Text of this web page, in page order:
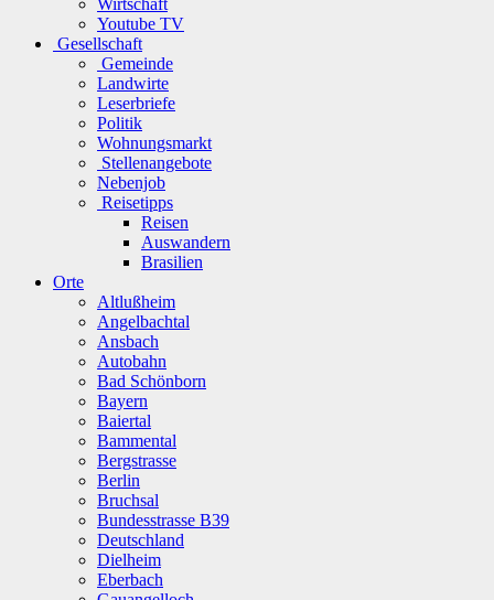
Wirtschaft
Youtube TV
Gesellschaft
Gemeinde
Landwirte
Leserbriefe
Politik
Wohnungsmarkt
Stellenangebote
Nebenjob
Reisetipps
Reisen
Auswandern
Brasilien
Orte
Altlußheim
Angelbachtal
Ansbach
Autobahn
Bad Schönborn
Bayern
Baiertal
Bammental
Bergstrasse
Berlin
Bruchsal
Bundesstrasse B39
Deutschland
Dielheim
Eberbach